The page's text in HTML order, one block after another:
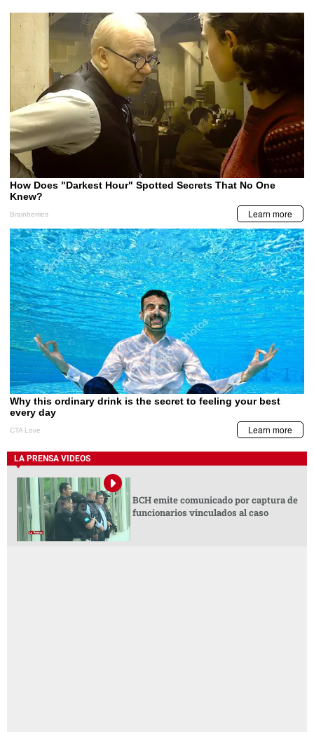
LA PRENSA VIDEOS
BCH emite comunicado por captura de
funcionarios vinculados al caso